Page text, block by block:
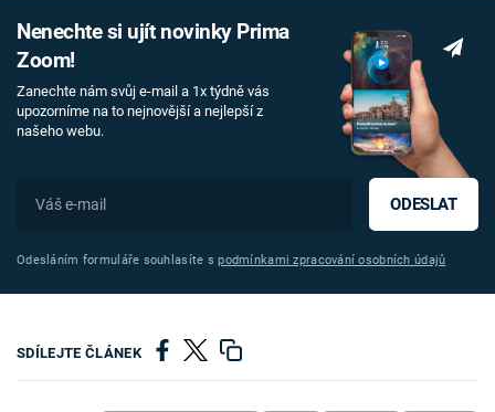
Nenechte si ujít novinky Prima
Zoom!
Zanechte nám svůj e-mail a 1x týdně vás
upozorníme na to nejnovější a nejlepší z
našeho webu.
ODESLAT
Odesláním formuláře souhlasíte spodmínkami zpracování osobních údajů
SDÍLEJTE ČLÁNEK